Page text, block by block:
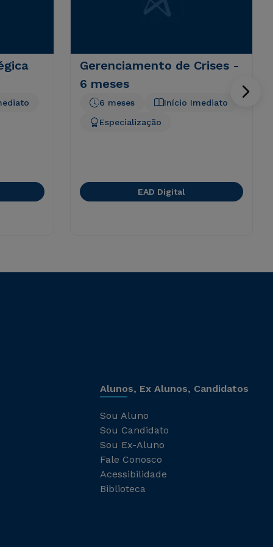
Gerenciamento de Crises -
6 meses
Início Imediato
6 meses
Especialização
EAD Digital
Alunos, Ex Alunos, Candidatos
Sou Aluno
Sou Candidato
Sou Ex-Aluno
Fale Conosco
Acessibilidade
Biblioteca